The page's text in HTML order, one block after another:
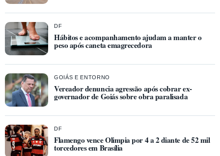
DF
Hábitos e acompanhamento ajudam a manter o
peso após caneta emagrecedora
GOIÁS E ENTORNO
Vereador denuncia agressão após cobrar ex-
governador de Goiás sobre obra paralisada
DF
Flamengo vence Olimpia por 4 a 2 diante de 52 mil
torcedores em Brasília